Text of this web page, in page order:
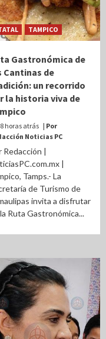
TAMPICO
Gastronómica de
Cantinas de
un recorrido
la historia viva de
8 horas atrás | Por
Noticias PC
Redacción |
|
Tamps.- La
de Turismo de
invita a disfrutar
Ruta Gastronómica...